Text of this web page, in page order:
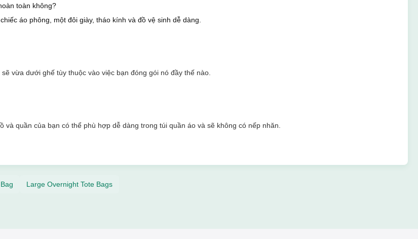
toàn không?
áo phông, một đôi giày, tháo kính và đồ vệ sinh dễ dàng.
vừa dưới ghế tùy thuộc vào việc bạn đóng gói nó đầy thế nào.
quần của bạn có thể phù hợp dễ dàng trong túi quần áo và sẽ không có nếp nhăn.
Large Overnight Tote Bags